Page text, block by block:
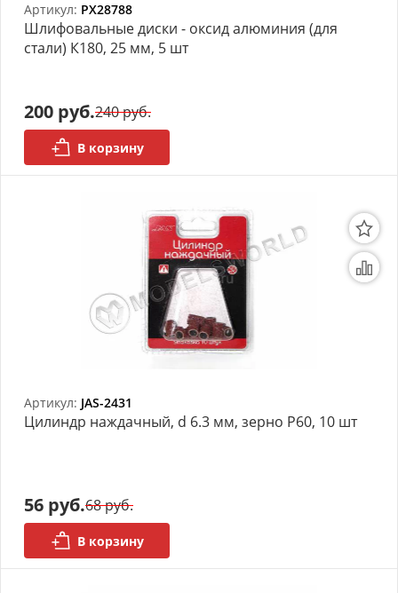
Артикул: PX28788
Шлифовальные диски - оксид алюминия (для
стали) К180, 25 мм, 5 шт
200 руб.240 руб.
В корзину
Артикул: JAS-2431
Цилиндр наждачный, d 6.3 мм, зерно Р60, 10 шт
56 руб.68 руб.
В корзину